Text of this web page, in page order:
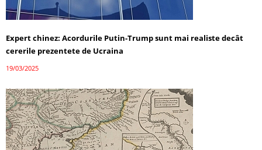
Expert chinez: Acordurile Putin-Trump sunt mai realiste decât
cererile prezentete de Ucraina
19/03/2025